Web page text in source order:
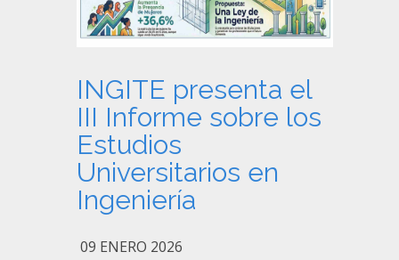
INGITE presenta el
III Informe sobre los
Estudios
Universitarios en
Ingeniería
09 ENERO 2026